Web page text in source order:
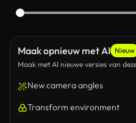
Maak opnieuw met AI Nieuw
Maak met AI nieuwe versies van
New camera angles
Transform environment